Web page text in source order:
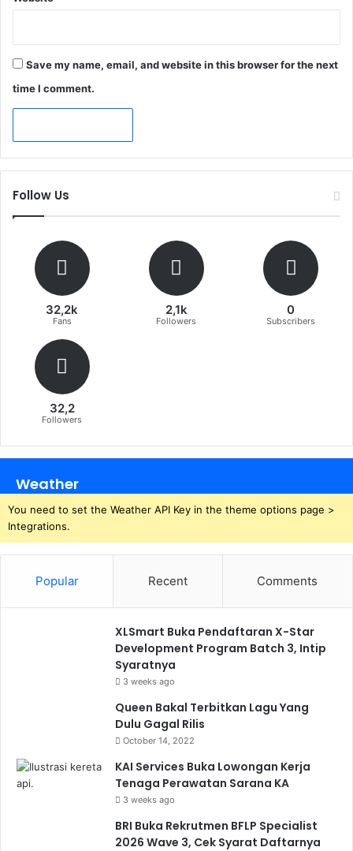
Save my name, email, and website in this browser for the next
time I comment.
Follow Us
32,2k
Fans
2,1k
Followers
0
Subscribers
32,2
Followers
Weather
You need to set the Weather API Key in the theme options page >
Integrations.
Popular Recent Comments
XLSmart Buka Pendaftaran X-Star
Development Program Batch 3, Intip
Syaratnya
3 weeks ago
Queen Bakal Terbitkan Lagu Yang
Dulu Gagal Rilis
October 14, 2022
KAI Services Buka Lowongan Kerja
Tenaga Perawatan Sarana KA
3 weeks ago
BRI Buka Rekrutmen BFLP Specialist
2026 Wave 3, Cek Syarat Daftarnya